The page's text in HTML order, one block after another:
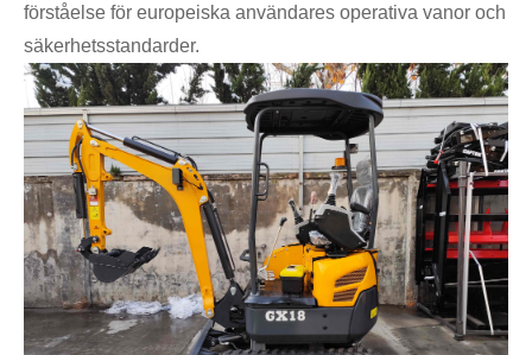
förståelse för europeiska användares operativa vanor och
säkerhetsstandarder.